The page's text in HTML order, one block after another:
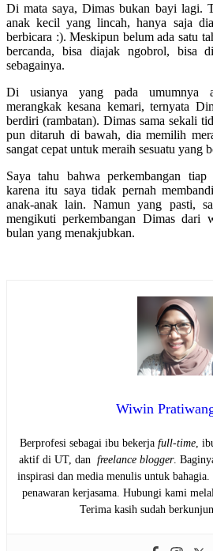
Di mata saya, Dimas bukan bayi lagi.
anak kecil yang lincah, hanya saja
berbicara :). Meskipun belum ada satu
bercanda, bisa diajak ngobrol, bisa
sebagainya.
Di usianya yang pada umumnya
merangkak kesana kemari, ternyata
berdiri (rambatan). Dimas sama sekali
pun ditaruh di bawah, dia memilih
sangat cepat untuk meraih sesuatu yang
Saya tahu bahwa perkembangan tiap
karena itu saya tidak pernah
anak-anak lain. Namun yang pasti,
mengikuti perkembangan Dimas
bulan yang menakjubkan.
Wiwin
Berprofesi sebagai ibu bekerja full-time ,
aktif di UT, dan freelance blogger.
inspirasi dan media menulis untuk
penawaran kerjasama. Hubungi kami
Terima kasih sudah